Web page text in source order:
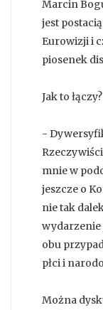
Marcin
jest
Eurowizji i
piosenek
Jak to łączy?
-
mnie w
jeszcze o
nie tak
wydarzenie
obu
płci i
Można